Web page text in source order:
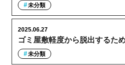
未分類
ゴミ屋敷軽度から脱出するた
2025.06.27
未分類